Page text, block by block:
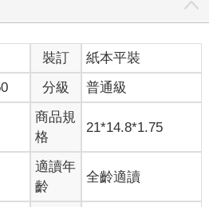
六、七度；太陽下山之後，日夜溫
雨，高海拔的乾冷空氣，極似在高
凍而能從口中吐出白色的煙圈，溫
離。
席地坐在榻榻米地板排撲克牌，手
杯，裡面沏著濃郁的台灣烏龍，仿
少小離家的鄉愁。
夜晚，父親會小心翼翼地搬出飛利
裝般取出咖啡粉，專心一致地操作
裝訂
紙本平裝
分級 普通級
商品規
格
21*14.8*1.75
適讀年
齡
全齡適讀